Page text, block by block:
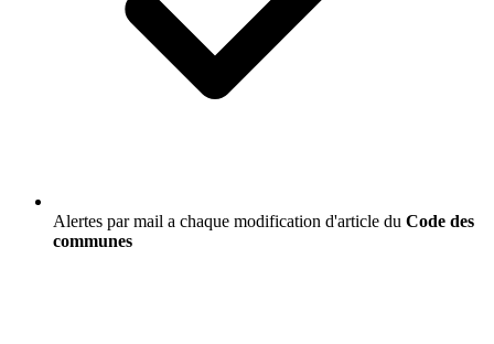
Alertes par mail a chaque modification d'article du Code des
communes